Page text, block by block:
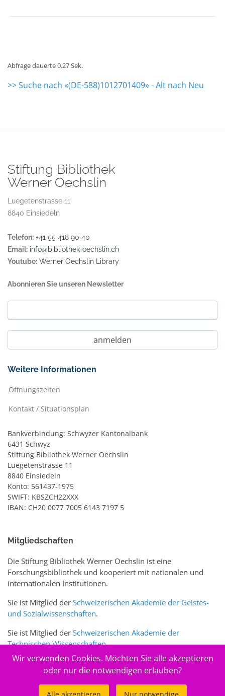
Abfrage dauerte 0.27 Sek.
>> Suche nach «(DE-588)1012701409» - Alt nach Neu
Stiftung Bibliothek
Werner Oechslin
Luegetenstrasse 11
8840 Einsiedeln
Telefon: +41 55 418 90 40
Email: info@bibliothek-oechslin.ch
Youtube: Werner Oechslin Library
Abonnieren Sie unseren Newsletter
Weitere Informationen
Öffnungszeiten
Kontakt / Situationsplan
Bankverbindung: Schwyzer Kantonalbank
6431 Schwyz
Stiftung Bibliothek Werner Oechslin
Luegetenstrasse 11
8840 Einsiedeln
Konto: 561437-1975
SWIFT: KBSZCH22XXX
IBAN: CH20 0077 7005 6143 7197 5
Mitgliedschaften
Die Stiftung Bibliothek Werner Oechslin ist eine
Forschungsbibliothek und kooperiert mit nationalen und
internationalen Institutionen.
Sie ist Mitglied der Schweizerischen Akademie der Geistes-
und Sozialwissenschaften.
Sie ist Mitglied der Schweizerischen Akademie der
Technischen Wissenschaften.
Sie ist zudem Mitglied des Schweizer Portalswww.sciences-
Wir verwenden Cookies. Möchten Sie alle akzeptieren
oder nur die notwendigen erlauben?